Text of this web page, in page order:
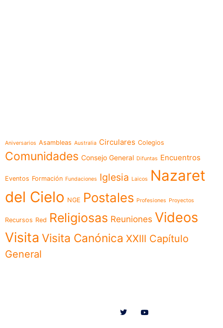
Aniversarios Asambleas Australia Circulares Colegios
Comunidades Consejo General Difuntas Encuentros
Eventos Formación Fundaciones Iglesia Laicos
Nazaret
del Cielo NGE Postales Profesiones Proyectos
Recursos Red Religiosas Reuniones Videos
Visita Visita Canónica XXIII Capítulo
General